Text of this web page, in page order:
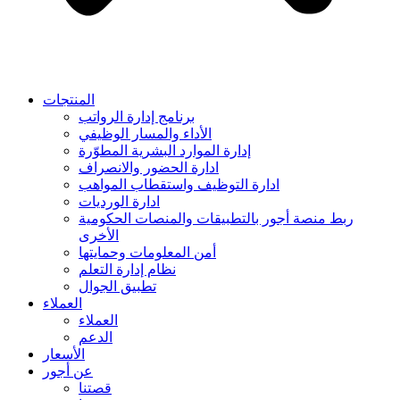
المنتجات
برنامج إدارة الرواتب
الأداء والمسار الوظيفي
إدارة الموارد البشرية المطوّرة
ادارة الحضور والانصراف
ادارة التوظيف واستقطاب المواهب
ادارة الورديات
ربط منصة أجور بالتطبيقات والمنصات الحكومية
الأخرى
أمن المعلومات وحمايتها
نظام إدارة التعلم
تطبيق الجوال
العملاء
العملاء
الدعم
الأسعار
عن أجور
قصتنا